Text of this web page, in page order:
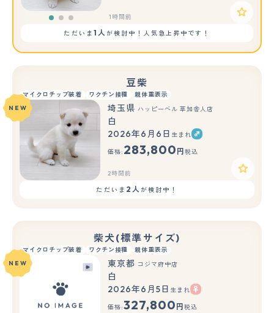
1時間前
ただいま 1人が検討中！人気急上昇中です！
豆柴
マイクロチップ装着 ワクチン接種
親体重表示
NEW
埼玉県 ハッピーベル 草加舎人店
白
2026年6月6日 生まれ
価格: 283,800 円 税込
2時間前
ただいま 2人が検討中！
柴犬(標準サイズ)
マイクロチップ装着 ワクチン接種 親体重表示
もっと見る
NEW 東京都 コジマ府中店
白
2026年6月5日 生まれ
価格:327,800 円 税込